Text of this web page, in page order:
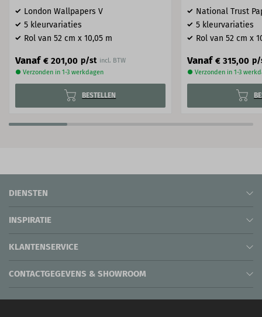
London Wallpapers V
5 kleurvariaties
Rol van 52 cm x 10,05 m
Vanaf € 201,00 p/st incl. BTW
● Verzonden in 1-3 werkdagen
BESTELLEN
National Trust
5 kleurvariaties
Rol van 52 cm x
Vanaf € 315,00 p/
● Verzonden in 1-3
DIENSTEN
INSPIRATIE
KLANTENSERVICE
CONTACTGEGEVENS & SHOWROOM